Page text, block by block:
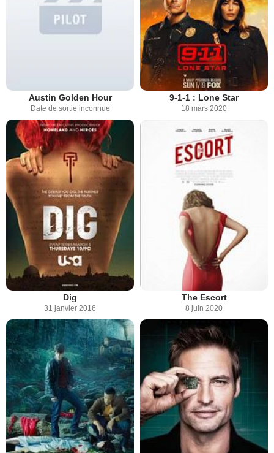
Austin Golden Hour
Date de sortie inconnue
9-1-1 : Lone Star
18 mars 2020
Dig
31 janvier 2016
The Escort
8 juin 2020